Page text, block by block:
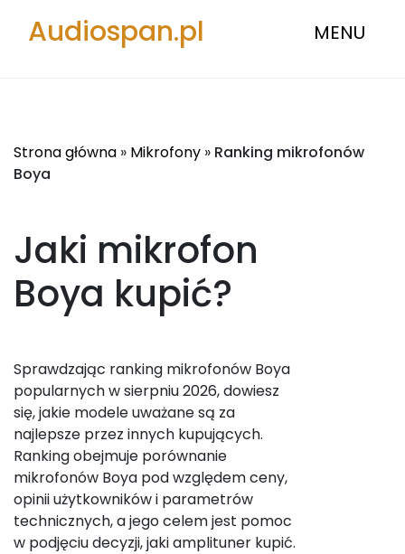
Audiospan.pl MENU
Strona główna » Mikrofony » Ranking mikrofonów
Boya
Jaki mikrofon
Boya kupić?
Sprawdzając ranking mikrofonów Boya
popularnych w sierpniu 2026, dowiesz
się, jakie modele uważane są za
najlepsze przez innych kupujących.
Ranking obejmuje porównanie
mikrofonów Boya pod względem ceny,
opinii użytkowników i parametrów
technicznych, a jego celem jest pomoc
w podjęciu decyzji, jaki amplituner kupić.